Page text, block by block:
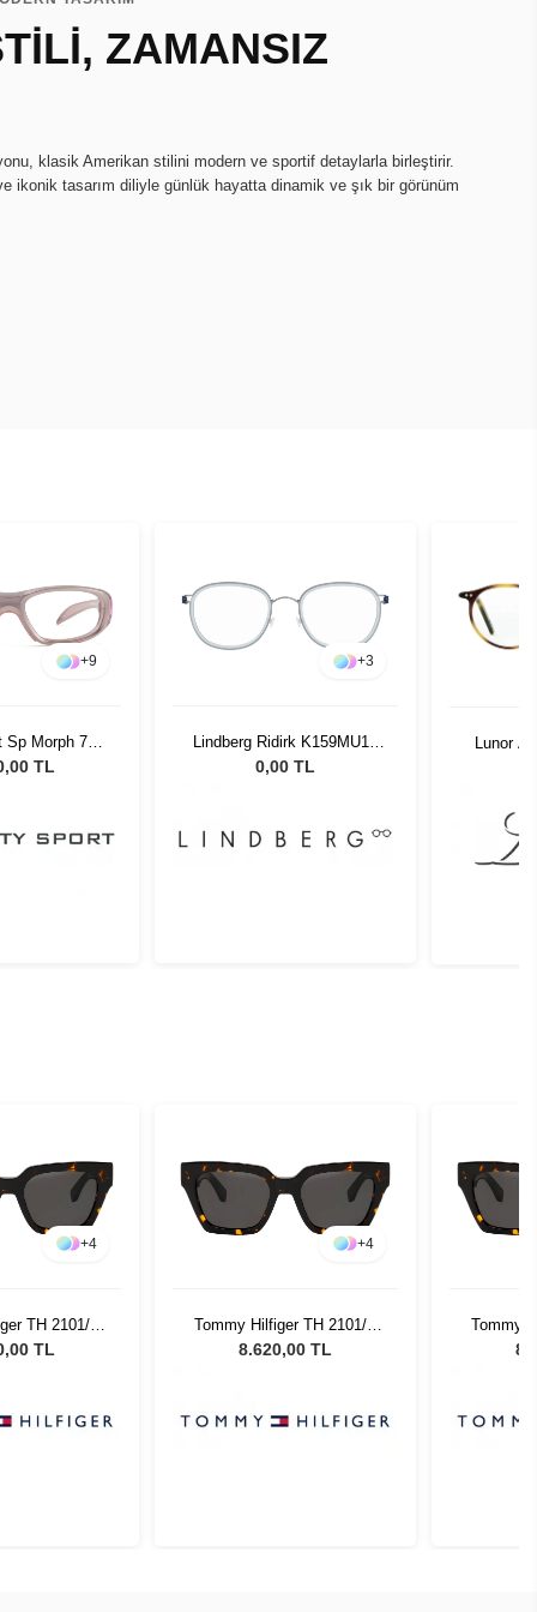
ZAMANSIZ
klasik Amerikan stilini modern ve sportif detaylarla birleştirir.
ikonik tasarım diliyle günlük hayatta dinamik ve şık bir görünüm
+9
Sp Morph 771
O TL
+3
Lindberg Ridirk K159MU13
48
0,00 TL
Lunor
+4
TH 2101/S
Güneş
TL
+4
Tommy Hilfiger TH 2101/S
086IR - 52 Kadın Güneş
8.620,00 TL
Tommy
086IR